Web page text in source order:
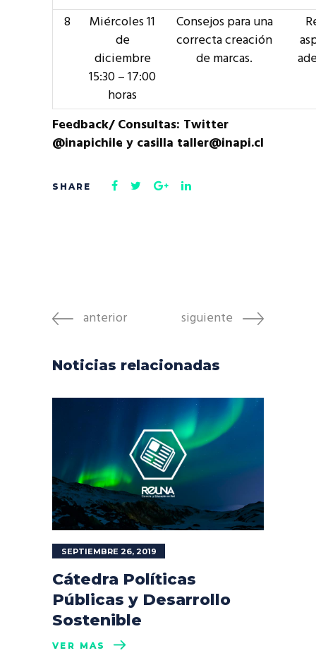
8
Miércoles 11
de
diciembre
15:30 – 17:00
horas
Consejos para una
correcta creación
de marcas.
Feedback/ Consultas: Twitter
@inapichile y casilla taller@inapi.cl
anterior siguiente
Noticias relacionadas
SEPTIEMBRE 26, 2019
Cátedra Políticas
Públicas y Desarrollo
Sostenible
VER MÁS